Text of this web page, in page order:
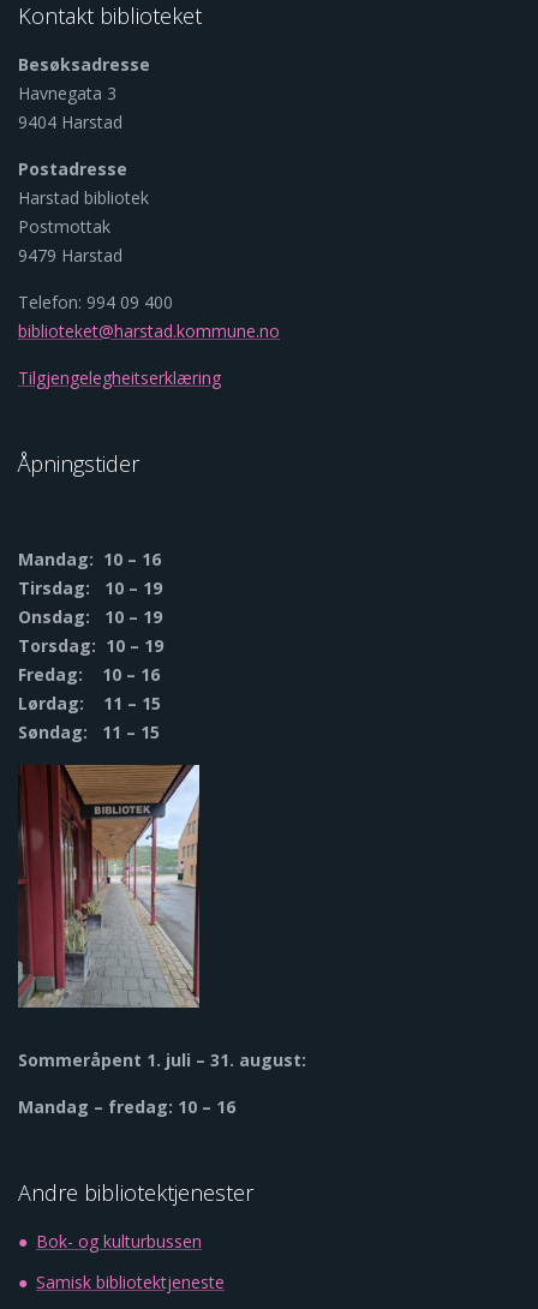
Kontakt biblioteket
Besøksadresse
Havnegata 3
9404 Harstad
Postadresse
Harstad bibliotek
Postmottak
9479 Harstad
Telefon: 994 09 400
biblioteket@harstad.kommune.no
Tilgjengelegheitserklæring
Åpningstider
Mandag: 10 – 16
Tirsdag: 10 – 19
Onsdag: 10 – 19
Torsdag: 10 – 19
Fredag: 10 – 16
Lørdag: 11 – 15
Søndag: 11 – 15
Sommeråpent 1. juli – 31. august:
Mandag – fredag: 10 – 16
Andre bibliotektjenester
Bok- og kulturbussen
Samisk bibliotektjeneste